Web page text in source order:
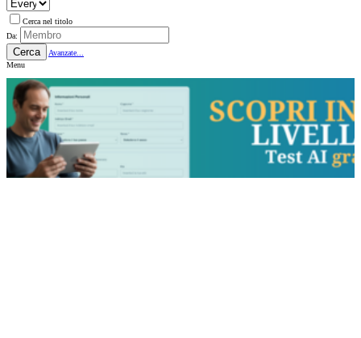
Cerca nel titolo
Da:
Cerca
Avanzate...
Menu